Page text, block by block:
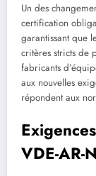
Un des
certification
garantissant que
critères stricts de
fabricants
aux nouvelles
répondent aux
VDE-AR-